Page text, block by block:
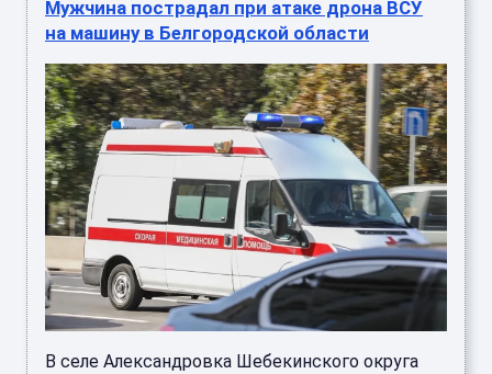
Мужчина пострадал при атаке дрона ВСУ
на машину в Белгородской области
В селе Александровка Шебекинского округа